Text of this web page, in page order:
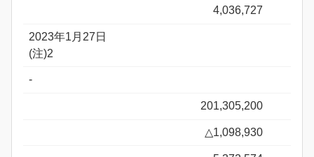
4,036,727
2023年1月27日
(注)2
-
201,305,200
△1,098,930